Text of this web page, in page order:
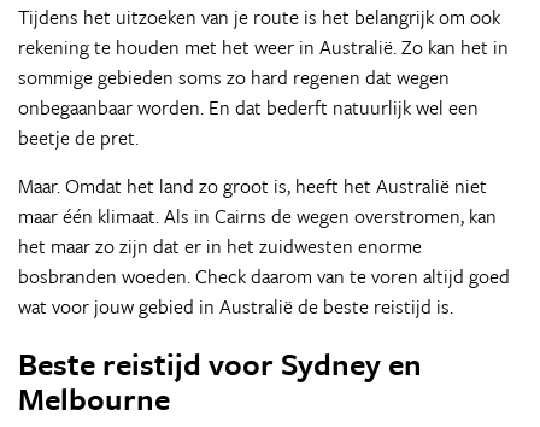
Tijdens het uitzoeken van je route is het belangrijk om ook
rekening te houden met het weer in Australië. Zo kan het in
sommige gebieden soms zo hard regenen dat wegen
onbegaanbaar worden. En dat bederft natuurlijk wel een
beetje de pret.
Maar. Omdat het land zo groot is, heeft het Australië niet
maar één klimaat. Als in Cairns de wegen overstromen, kan
het maar zo zijn dat er in het zuidwesten enorme
bosbranden woeden. Check daarom van te voren altijd goed
wat voor jouw gebied in Australië de beste reistijd is.
Beste reistijd voor Sydney en
Melbourne